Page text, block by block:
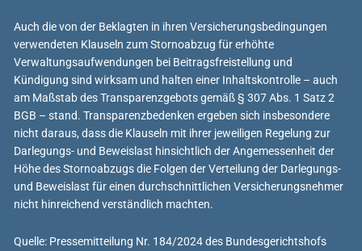
Auch die von der Beklagten in ihren Versicherungsbedingungen
verwendeten Klauseln zum Stornoabzug für erhöhte
Verwaltungsaufwendungen bei Beitragsfreistellung und
Kündigung sind wirksam und halten einer Inhaltskontrolle – auch
am Maßstab des Transparenzgebots gemäß § 307 Abs. 1 Satz 2
BGB – stand. Transparenzbedenken ergeben sich insbesondere
nicht daraus, dass die Klauseln mit ihrer jeweiligen Regelung zur
Darlegungs- und Beweislast hinsichtlich der Angemessenheit der
Höhe des Stornoabzugs die Folgen der Verteilung der Darlegungs-
und Beweislast für einen durchschnittlichen Versicherungsnehmer
nicht hinreichend verständlich machten.
Quelle: Pressemitteilung Nr. 184/2024 des Bundesgerichtshofs